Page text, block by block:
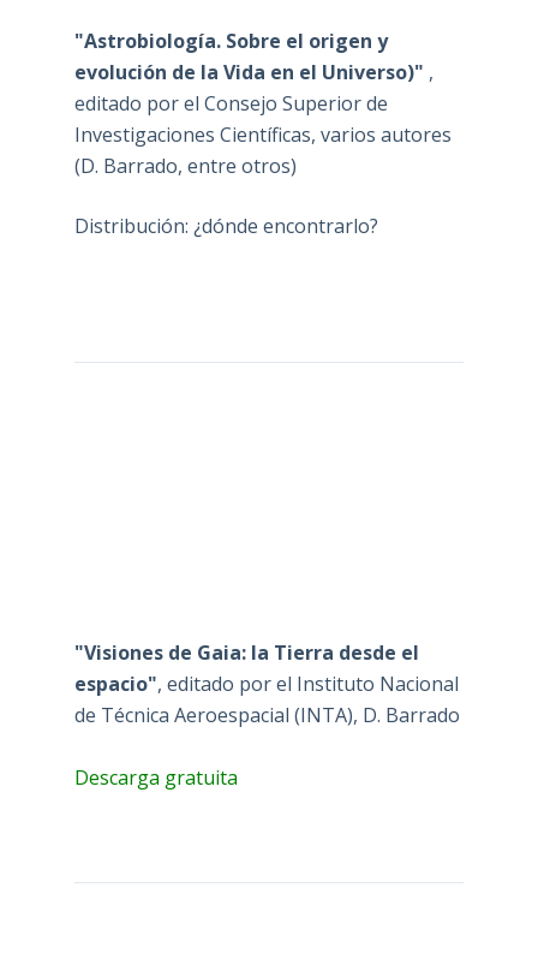
"Astrobiología. Sobre el origen y
evolución de la Vida en el Universo)" ,
editado por el Consejo Superior de
Investigaciones Científicas, varios autores
(D. Barrado, entre otros)
Distribución: ¿dónde encontrarlo?
"Visiones de Gaia: la Tierra desde el
espacio", editado por el Instituto Nacional
de Técnica Aeroespacial (INTA), D. Barrado
Descarga gratuita